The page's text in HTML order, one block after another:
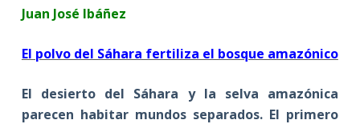
Juan José Ibáñez
El polvo del Sáhara fertiliza el bosque amazónico
El desierto del Sáhara y la selva amazónica
parecen habitar mundos separados. El primero